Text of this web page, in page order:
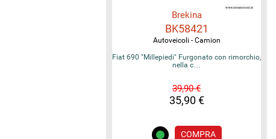
Brekina
BK58421
Autoveicoli - Camion
Fiat 690 "Millepiedi" Furgonato con rimorchio,
nella c…
39,90 €
35,90 €
COMPRA